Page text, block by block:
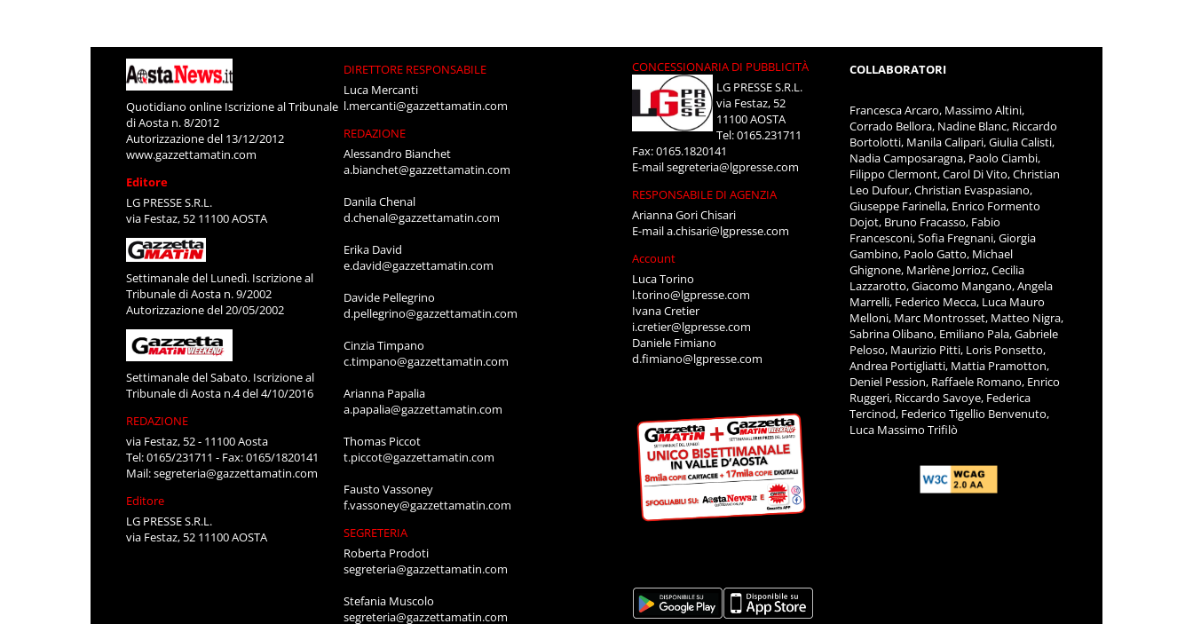
Quotidiano online Iscrizione al Tribunale
di Aosta n. 8/2012
Autorizzazione del 13/12/2012
www.gazzettamatin.com
Editore
LG PRESSE S.R.L.
via Festaz, 52 11100 AOSTA
Settimanale del Lunedì. Iscrizione al
Tribunale di Aosta n. 9/2002
Autorizzazione del 20/05/2002
Settimanale del Sabato. Iscrizione al
Tribunale di Aosta n.4 del 4/10/2016
REDAZIONE
via Festaz, 52 - 11100 Aosta
Tel: 0165/231711 - Fax: 0165/1820141
Mail:segreteria@gazzettamatin.com
Editore
LG PRESSE S.R.L.
via Festaz, 52 11100 AOSTA
DIRETTORE RESPONSABILE
Luca Mercanti
l.mercanti@gazzettamatin.com
REDAZIONE
Alessandro Bianchet
a.bianchet@gazzettamatin.com
Danila Chenal
d.chenal@gazzettamatin.com
Erika David
e.david@gazzettamatin.com
Davide Pellegrino
d.pellegrino@gazzettamatin.com
Cinzia Timpano
c.timpano@gazzettamatin.com
Arianna Papalia
a.papalia@gazzettamatin.com
Thomas Piccot
t.piccot@gazzettamatin.com
Fausto Vassoney
f.vassoney@gazzettamatin.com
SEGRETERIA
Roberta Prodoti
segreteria@gazzettamatin.com
Stefania Muscolo
segreteria@gazzettamatin.com
CONCESSIONARIA DI PUBBLICITÀ
LG PRESSE S.R.L.
via Festaz, 52
11100 AOSTA
Tel: 0165.231711
Fax: 0165.1820141
E-mailsegreteria@lgpresse.com
RESPONSABILE DI AGENZIA
Arianna Gori Chisari
E-maila.chisari@lgpresse.com
Account
Luca Torino
l.torino@lgpresse.com
Ivana Cretier
i.cretier@lgpresse.com
Daniele Fimiano
d.fimiano@lgpresse.com
COLLABORATORI
Francesca Arcaro, Massimo Altini,
Corrado Bellora, Nadine Blanc, Riccardo
Bortolotti, Manila Calipari, Giulia Calisti,
Nadia Camposaragna, Paolo Ciambi,
Filippo Clermont, Carol Di Vito, Christian
Leo Dufour, Christian Evaspasiano,
Giuseppe Farinella, Enrico Formento
Dojot, Bruno Fracasso, Fabio
Francesconi, Sofia Fregnani, Giorgia
Gambino, Paolo Gatto, Michael
Ghignone, Marlène Jorrioz, Cecilia
Lazzarotto, Giacomo Mangano, Angela
Marrelli, Federico Mecca, Luca Mauro
Melloni, Marc Montrosset, Matteo Nigra,
Sabrina Olibano, Emiliano Pala, Gabriele
Peloso, Maurizio Pitti, Loris Ponsetto,
Andrea Portigliatti, Mattia Pramotton,
Deniel Pession, Raffaele Romano, Enrico
Ruggeri, Riccardo Savoye, Federica
Tercinod, Federico Tigellio Benvenuto,
Luca Massimo Trifilò